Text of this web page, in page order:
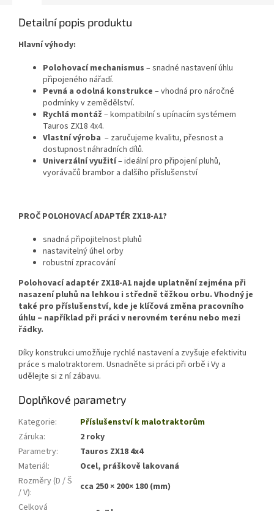
Detailní popis produktu
Hlavní výhody:
Polohovací mechanismus – snadné nastavení úhlu
připojeného nářadí.
Pevná a odolná konstrukce – vhodná pro náročné
podmínky v zemědělství.
Rychlá montáž – kompatibilní s upínacím systémem
Tauros ZX18 4x4.
Vlastní výroba – zaručujeme kvalitu, přesnost a
dostupnost náhradních dílů.
Univerzální využití– ideální pro připojení pluhů,
vyorávačů brambor a dalšího příslušenství
PROČ POLOHOVACÍ ADAPTÉR ZX18-A1?
snadná připojitelnost pluhů
nastavitelný úhel orby
robustní zpracování
Polohovací adaptér ZX18-A1 najde uplatnění zejména při
nasazení pluhů na lehkou i středně těžkou orbu. Vhodný je
také pro příslušenství, kde je klíčová změna pracovního
úhlu – například při práci v nerovném terénu nebo mezi
řádky.
Díky konstrukci umožňuje rychlé nastavení a zvyšuje efektivitu
práce s malotraktorem. Usnadněte si práci při orbě i Vy a
udělejte si z ní zábavu.
Doplňkové parametry
Kategorie:
Příslušenství k malotraktorům
Záruka:
2 roky
Parametry:
Tauros ZX18 4x4
Materiál:
Ocel, práškově lakovaná
Rozměry (D / Š
/ V):
cca 250 × 200× 180 (mm)
Celková